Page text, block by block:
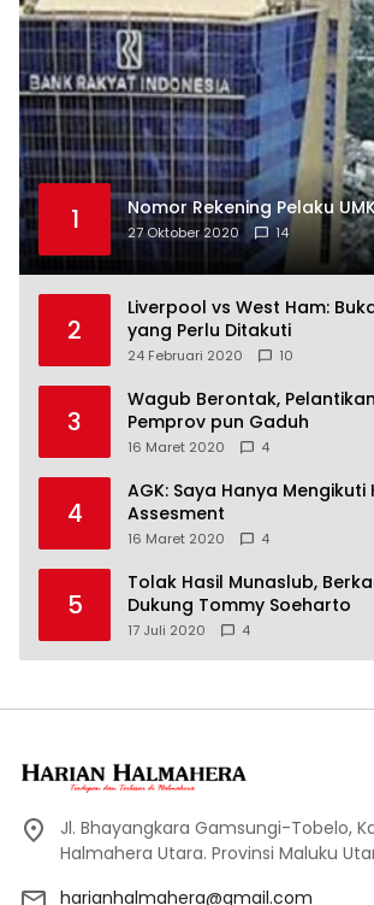
1 Nomor Rekening Pelaku
27 Oktober 2020 14
2
Liverpool vs West Ham:
yang Perlu Ditakuti
24 Februari 2020 10
3
Wagub Berontak,
Pemprov pun Gaduh
16 Maret 2020 4
4
AGK: Saya Hanya Mengikuti
Assesment
16 Maret 2020 4
5
Tolak Hasil Munaslub,
Dukung Tommy Soeharto
17 Juli 2020 4
Jl. Bhayangkara Gamsungi-Tobelo,
Halmahera Utara. Provinsi Maluku
harianhalmahera@gmail.com